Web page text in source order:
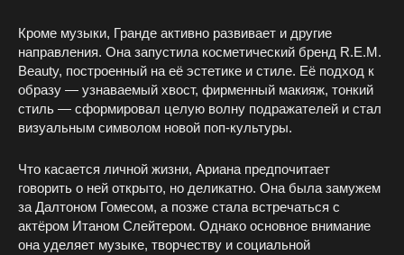
Кроме музыки, Гранде активно развивает и другие
направления. Она запустила косметический бренд R.E.M.
Beauty, построенный на её эстетике и стиле. Её подход к
образу — узнаваемый хвост, фирменный макияж, тонкий
стиль — сформировал целую волну подражателей и стал
визуальным символом новой поп-культуры.
Что касается личной жизни, Ариана предпочитает
говорить о ней открыто, но деликатно. Она была замужем
за Далтоном Гомесом, а позже стала встречаться с
актёром Итаном Слейтером. Однако основное внимание
она уделяет музыке, творчеству и социальной